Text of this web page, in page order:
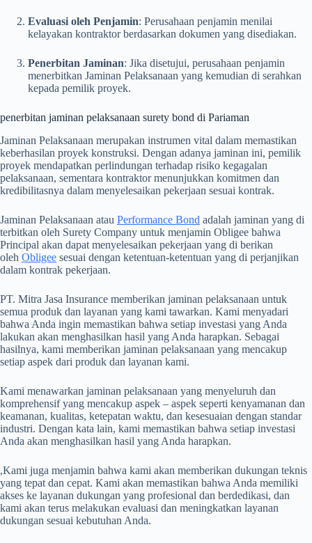
Evaluasi oleh Penjamin: Perusahaan penjamin menilai
kelayakan kontraktor berdasarkan dokumen yang disediakan.
Penerbitan Jaminan: Jika disetujui, perusahaan penjamin
menerbitkan Jaminan Pelaksanaan yang kemudian di serahkan
kepada pemilik proyek.
penerbitan jaminan pelaksanaan surety bond di Pariaman
Jaminan Pelaksanaan merupakan instrumen vital dalam memastikan
keberhasilan proyek konstruksi. Dengan adanya jaminan ini, pemilik
proyek mendapatkan perlindungan terhadap risiko kegagalan
pelaksanaan, sementara kontraktor menunjukkan komitmen dan
kredibilitasnya dalam menyelesaikan pekerjaan sesuai kontrak.
Jaminan Pelaksanaan atau Performance Bond adalah jaminan yang di
terbitkan oleh Surety Company untuk menjamin Obligee bahwa
Principal akan dapat menyelesaikan pekerjaan yang di berikan
oleh Obligee sesuai dengan ketentuan-ketentuan yang di perjanjikan
dalam kontrak pekerjaan.
PT. Mitra Jasa Insurance memberikan jaminan pelaksanaan untuk
semua produk dan layanan yang kami tawarkan. Kami menyadari
bahwa Anda ingin memastikan bahwa setiap investasi yang Anda
lakukan akan menghasilkan hasil yang Anda harapkan. Sebagai
hasilnya, kami memberikan jaminan pelaksanaan yang mencakup
setiap aspek dari produk dan layanan kami.
Kami menawarkan jaminan pelaksanaan yang menyeluruh dan
komprehensif yang mencakup aspek – aspek seperti kenyamanan dan
keamanan, kualitas, ketepatan waktu, dan kesesuaian dengan standar
industri. Dengan kata lain, kami memastikan bahwa setiap investasi
Anda akan menghasilkan hasil yang Anda harapkan.
,Kami juga menjamin bahwa kami akan memberikan dukungan teknis
yang tepat dan cepat. Kami akan memastikan bahwa Anda memiliki
akses ke layanan dukungan yang profesional dan berdedikasi, dan
kami akan terus melakukan evaluasi dan meningkatkan layanan
dukungan sesuai kebutuhan Anda.